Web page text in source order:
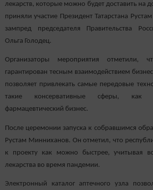
лекарств, которые можно будет доставить на
приняли участие Президент Татарстана
зампред председателя Правительства
Ольга Голодец.
Организаторы мероприятия отметили,
гарантирован тесным взаимодействием
позволяет привлекать самые передовые
такие консервативные сферы, как
фармацевтический бизнес.
После церемонии запуска к собравшимся
Рустам Минниханов. Он отметил, что
к проекту как можно быстрее, учитывая
лекарства во время пандемии.
Электронный каталог аптечного узла